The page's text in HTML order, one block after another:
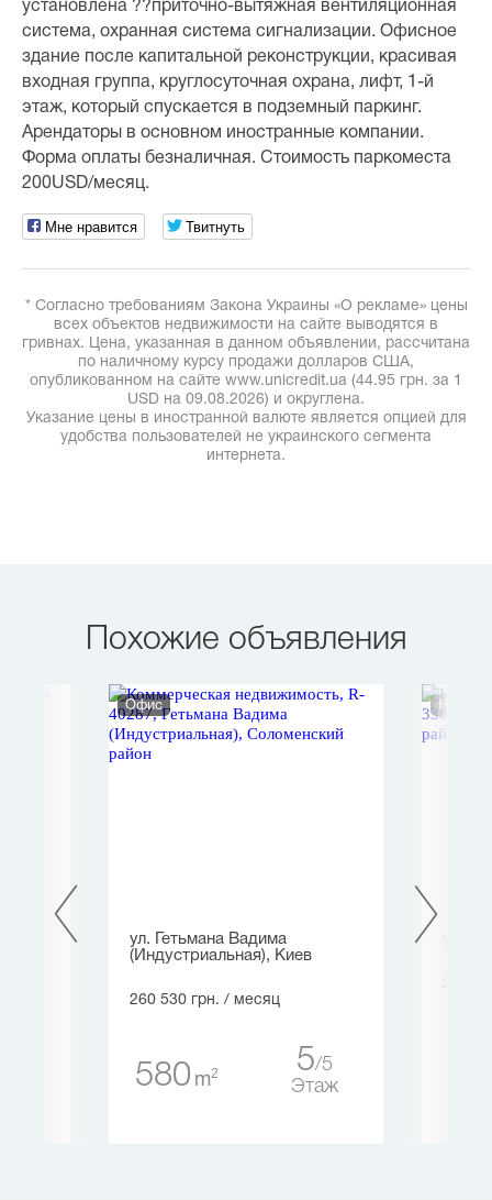
установлена ??приточно-вытяжная вентиляционная
система, охранная система сигнализации. Офисное
здание после капитальной реконструкции, красивая
входная группа, круглосуточная охрана, лифт, 1-й
этаж, который спускается в подземный паркинг.
Арендаторы в основном иностранные компании.
Форма оплаты безналичная. Стоимость паркоместа
200USD/месяц.
Мне нравится Твитнуть
* Согласно требованиям Закона Украины «О рекламе» цены
всех объектов недвижимости на сайте выводятся в
гривнах. Цена, указанная в данном объявлении, рассчитана
по наличному курсу продажи долларов США,
опубликованном на сайте www.unicredit.ua (44.95 грн. за 1
USD на 09.08.2026) и округлена.
Указание цены в иностранной валюте является опцией для
удобства пользователей не украинского сегмента
интернета.
Похожие объявления
Офис
ул. Гетьмана Вадима
(Индустриальная), Киев
260 530 грн. / месяц
580 m2 5 5
Этаж